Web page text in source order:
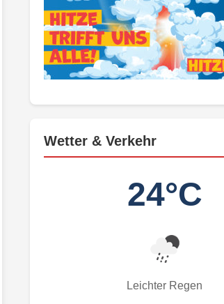
Wetter & Verkehr
24°C
Leichter Regen